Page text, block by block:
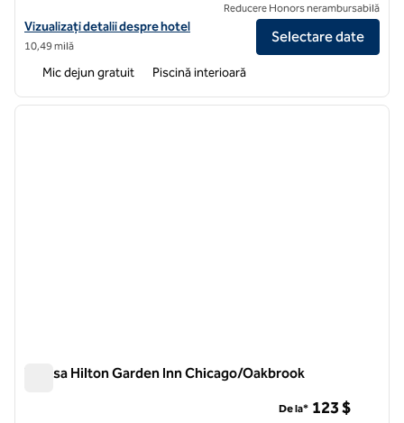
Vizualizați detaliile hotelului pentru Embassy Suites by Hilton
Vizualizați detalii despre hotel
10,49 milă
Reducere Honors nerambursabilă
Selectare date
Mic dejun gratuit Piscină interioară
1 din 12
Terasa Hilton Garden Inn Chicago/Oakbrook
De la* 123 $